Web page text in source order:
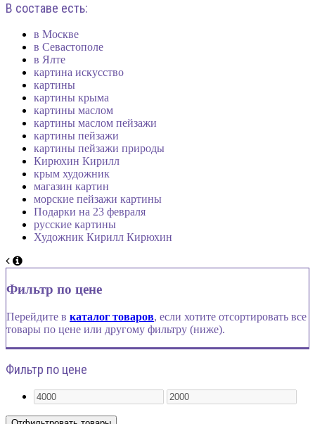
В составе есть:
в Москве
в Севастополе
в Ялте
картина искусство
картины
картины крыма
картины маслом
картины маслом пейзажи
картины пейзажи
картины пейзажи природы
Кирюхин Кирилл
крым художник
магазин картин
морские пейзажи картины
Подарки на 23 февраля
русские картины
Художник Кирилл Кирюхин
Фильтр по цене
Перейдите в каталог товаров, если хотите отсортировать все
товары по цене или другому фильтру (ниже).
Фильтр по цене